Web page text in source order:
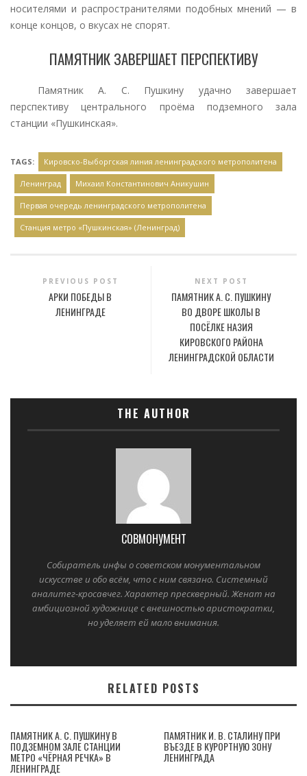
носителями и распространителями подобных мнений — в
конце концов, о вкусах не спорят.
ПАМЯТНИК ЗАВЕРШАЕТ ПЕРСПЕКТИВУ
Памятник А. С. Пушкину удачно завершает
перспективу центрального проёма подземного зала
станции «Пушкинская».
TAGS: Кировско-Выборгская линия ленинградского метрополитена
Ленинград Михаил Константинович Аникушин
Первая очередь ленинградского метрополитена
Станция метро «Пушкинская» (Ленинград)
PREVIOUS POST
АРКИ ПОБЕДЫ В
ЛЕНИНГРАДЕ
NEXT POST
ПАМЯТНИК А. С. ПУШКИНУ
ВО ДВОРЕ ШКОЛЫ В
ПОСЁЛКЕ НАЗИЯ
КИРОВСКОГО РАЙОНА
ЛЕНИНГРАДСКОЙ ОБЛАСТИ
THE AUTHOR
СОВМОНУМЕНТ
Собиратель инфы о советском монументальном
искусстве и обо всём, что с ним связано. Системный
аналитег-кросавчег. Характер прескверный. Женат на
амбициозной художнице с внешностью аристократки,
но уделяет ей мало внимания.
RELATED POSTS
ПАМЯТНИК А. С. ПУШКИНУ В
ПОДЗЕМНОМ ЗАЛЕ СТАНЦИИ
МЕТРО «ЧЁРНАЯ РЕЧКА» В
ЛЕНИНГРАДЕ
ПАМЯТНИК И. В. СТАЛИНУ ПРИ
ВЪЕЗДЕ В КУРОРТНУЮ ЗОНУ
ЛЕНИНГРАДА